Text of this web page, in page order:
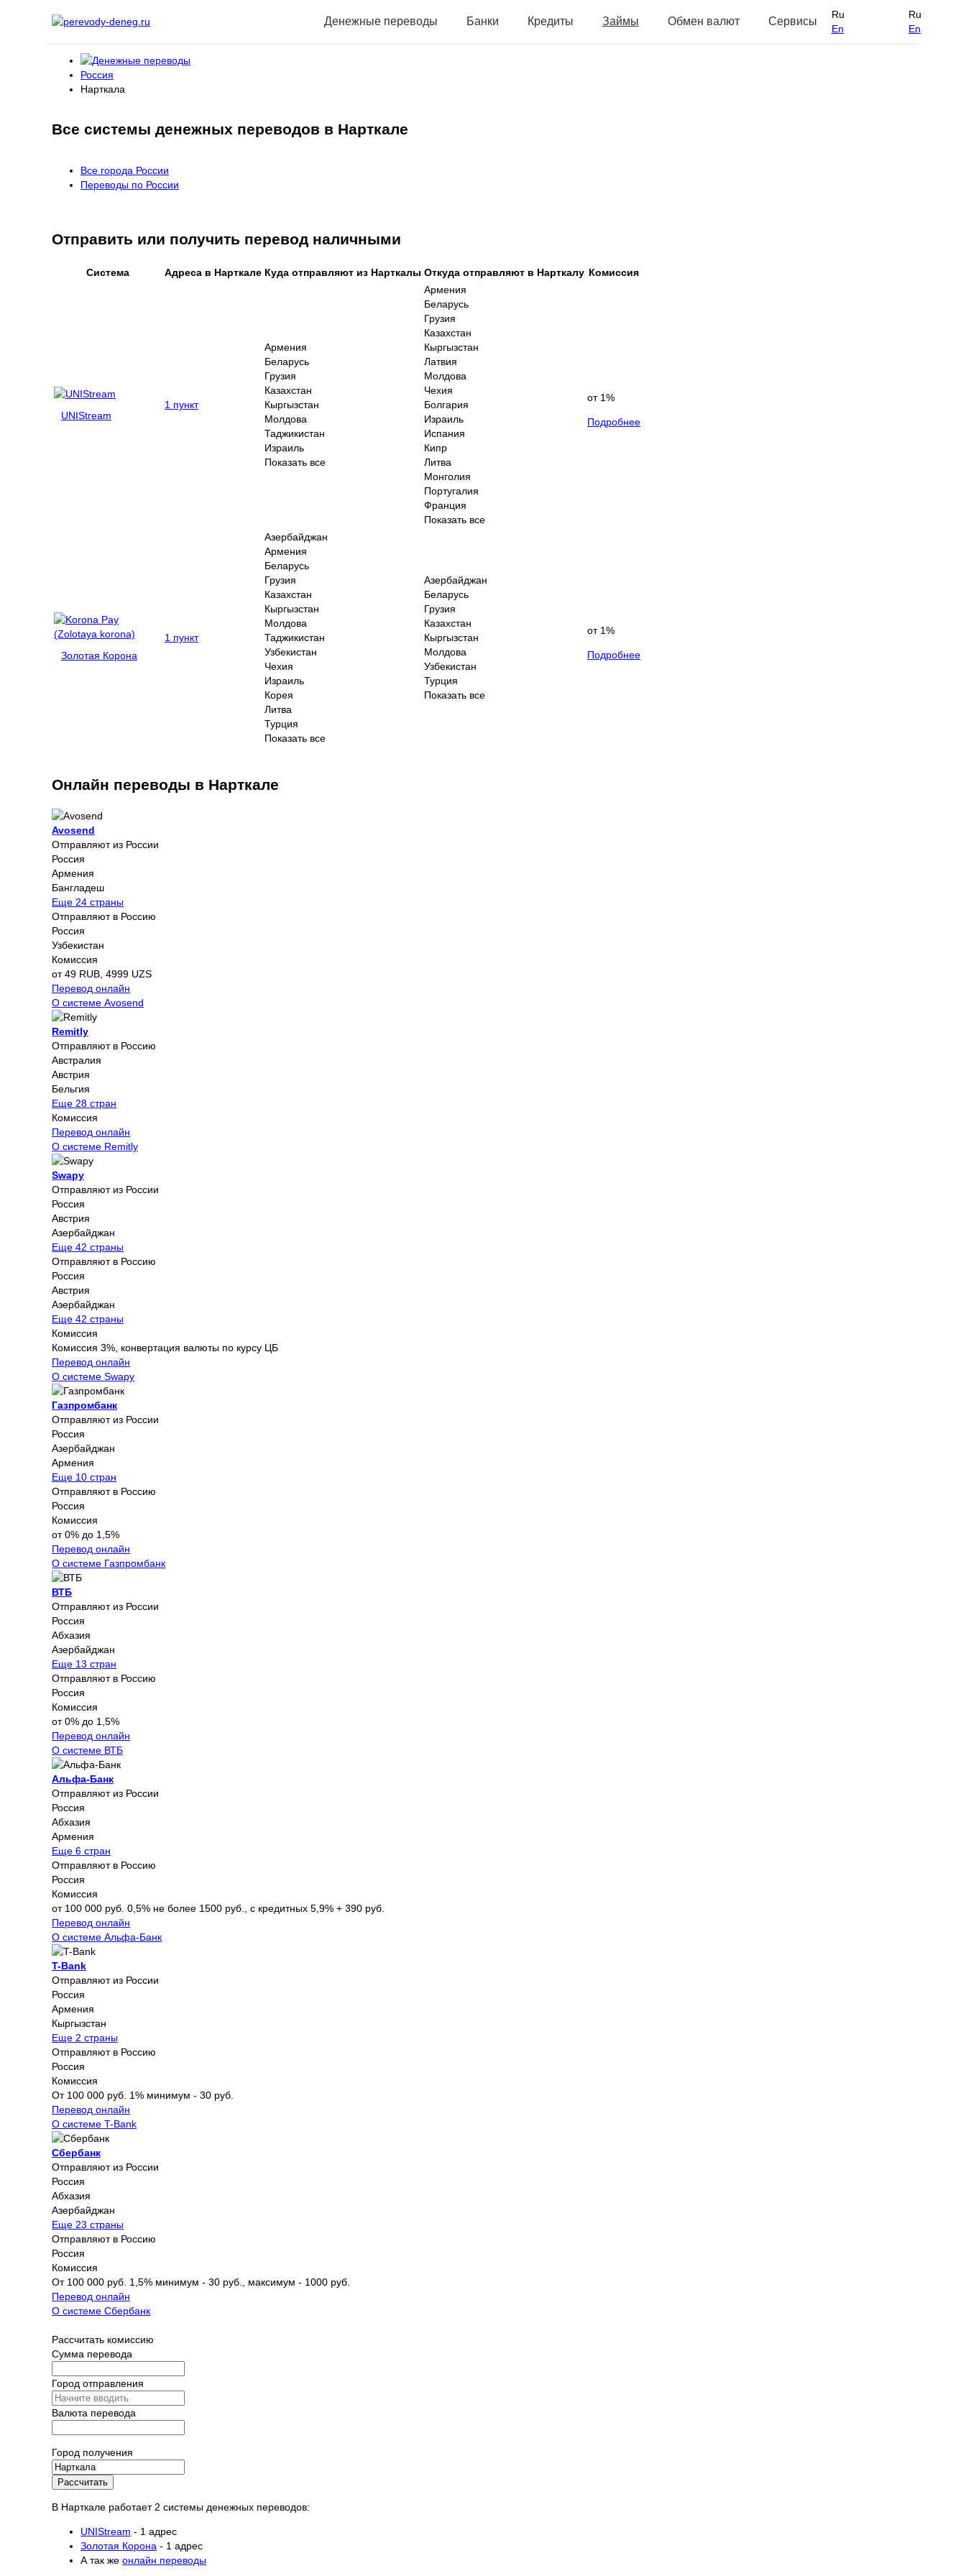
Денежные переводы Банки Кредиты Займы Обмен валют Сервисы
Ru
En
Ru
En
Россия
Нарткала
Все системы денежных переводов в Нарткале
Все города России
Переводы по России
Отправить или получить перевод наличными
Система Адреса в Нарткале Куда отправляют из Нарткалы Откуда отправляют в Нарткалу Комиссия
UNIStream
1 пункт
Армения
Беларусь
Грузия
Казахстан
Кыргызстан
Молдова
Таджикистан
Израиль
Показать все
Армения
Беларусь
Грузия
Казахстан
Кыргызстан
Латвия
Молдова
Чехия
Болгария
Израиль
Испания
Кипр
Литва
Монголия
Португалия
Франция
Показать все
от 1%
Подробнее
Золотая Корона
1 пункт
Азербайджан
Армения
Беларусь
Грузия
Казахстан
Кыргызстан
Молдова
Таджикистан
Узбекистан
Чехия
Израиль
Корея
Литва
Турция
Показать все
Азербайджан
Беларусь
Грузия
Казахстан
Кыргызстан
Молдова
Узбекистан
Турция
Показать все
от 1%
Подробнее
Онлайн переводы в Нарткале
Avosend
Отправляют из России
Россия
Армения
Бангладеш
Еще 24 страны
Отправляют в Россию
Россия
Узбекистан
Комиссия
от 49 RUB, 4999 UZS
Перевод онлайн
О системе Avosend
Remitly
Отправляют в Россию
Австралия
Австрия
Бельгия
Еще 28 стран
Комиссия
Перевод онлайн
О системе Remitly
Swapy
Отправляют из России
Россия
Австрия
Азербайджан
Еще 42 страны
Отправляют в Россию
Россия
Австрия
Азербайджан
Еще 42 страны
Комиссия
Комиссия 3%, конвертация валюты по курсу ЦБ
Перевод онлайн
О системе Swapy
Газпромбанк
Отправляют из России
Россия
Азербайджан
Армения
Еще 10 стран
Отправляют в Россию
Россия
Комиссия
от 0% до 1,5%
Перевод онлайн
О системе Газпромбанк
ВТБ
Отправляют из России
Россия
Абхазия
Азербайджан
Еще 13 стран
Отправляют в Россию
Россия
Комиссия
от 0% до 1,5%
Перевод онлайн
О системе ВТБ
Альфа-Банк
Отправляют из России
Россия
Абхазия
Армения
Еще 6 стран
Отправляют в Россию
Россия
Комиссия
от 100 000 руб. 0,5% не более 1500 руб., с кредитных 5,9% + 390 руб.
Перевод онлайн
О системе Альфа-Банк
T-Bank
Отправляют из России
Россия
Армения
Кыргызстан
Еще 2 страны
Отправляют в Россию
Россия
Комиссия
От 100 000 руб. 1% минимум - 30 руб.
Перевод онлайн
О системе T-Bank
Сбербанк
Отправляют из России
Россия
Абхазия
Азербайджан
Еще 23 страны
Отправляют в Россию
Россия
Комиссия
От 100 000 руб. 1,5% минимум - 30 руб., максимум - 1000 руб.
Перевод онлайн
О системе Сбербанк
Рассчитать комиссию
Сумма перевода
Город отправления
Валюта перевода
Город получения
Рассчитать
В Нарткале работает 2 системы денежных переводов:
UNIStream - 1 адрес
Золотая Корона - 1 адрес
А так же онлайн переводы